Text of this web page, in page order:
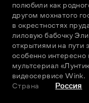
полюбили как
другом мохнатого
в окрестностях
лиловую бабочку
открытиями на пути
особенно
мультсериал
видеосервисе Wink.
Страна
Россия